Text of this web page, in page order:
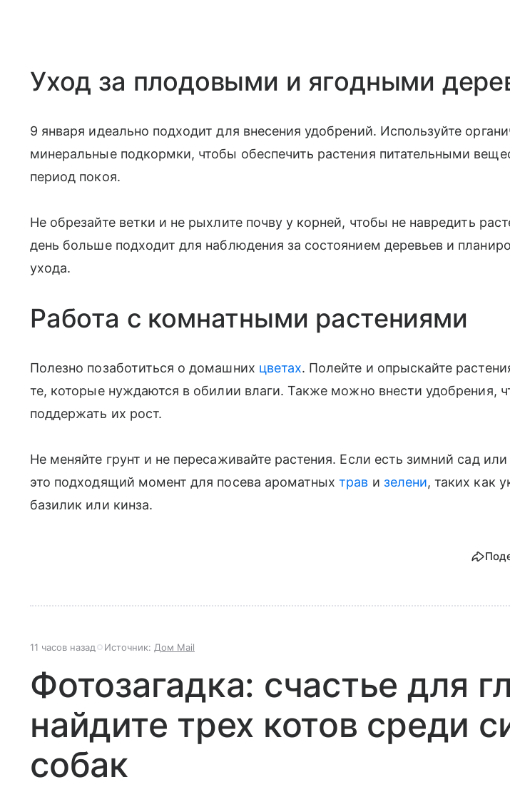
Уход за плодовыми и ягодными
9 января идеально подходит для внесения удобрений. Используйте
минеральные подкормки, чтобы обеспечить растения питательными
период покоя.
Не обрезайте ветки и не рыхлите почву у корней, чтобы не навредить
день больше подходит для наблюдения за состоянием деревьев и
ухода.
Работа с комнатными растениями
Полезно позаботиться о домашних цветах. Полейте и опрыскайте
те, которые нуждаются в обилии влаги. Также можно внести удобрения,
поддержать их рост.
Не меняйте грунт и не пересаживайте растения. Если есть зимний сад или
это подходящий момент для посева ароматныхтрав и зелени, таких как
базилик или кинза.
11 часов назад Источник: Дом Mail
Фотозагадка: счастье для
найдите трех котов среди
собак